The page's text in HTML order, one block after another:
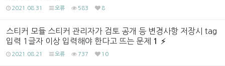
2021.08.31 오류 583 8
스티커 모듈 스티커 관리자가 검토 공개 등 변경사항 저장시 tag
입력 1글자 이상 입력해야 한다고 뜨는 문제
1
2021.08.21 오류 737 10